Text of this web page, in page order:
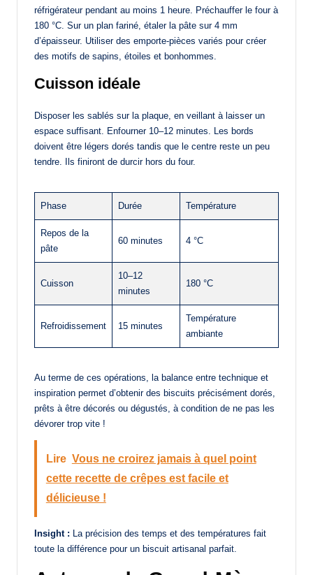
réfrigérateur pendant au moins 1 heure. Préchauffer le four à
180 °C. Sur un plan fariné, étaler la pâte sur 4 mm
d’épaisseur. Utiliser des emporte-pièces variés pour créer
des motifs de sapins, étoiles et bonhommes.
Cuisson idéale
Disposer les sablés sur la plaque, en veillant à laisser un
espace suffisant. Enfourner 10–12 minutes. Les bords
doivent être légers dorés tandis que le centre reste un peu
tendre. Ils finiront de durcir hors du four.
Phase Durée Température
Repos de la
pâte
60 minutes 4 °C
Cuisson
10–12
minutes
180 °C
Refroidissement 15 minutes
Température
ambiante
Au terme de ces opérations, la balance entre technique et
inspiration permet d’obtenir des biscuits précisément dorés,
prêts à être décorés ou dégustés, à condition de ne pas les
dévorer trop vite !
Lire Vous ne croirez jamais à quel point
cette recette de crêpes est facile et
délicieuse !
Insight : La précision des temps et des températures fait
toute la différence pour un biscuit artisanal parfait.